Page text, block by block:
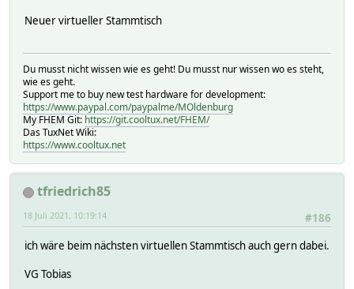
Neuer virtueller Stammtisch
Du musst nicht wissen wie es geht! Du musst nur wissen wo es steht,
wie es geht.
Support me to buy new test hardware for development:
https://www.paypal.com/paypalme/MOldenburg
My FHEM Git: https://git.cooltux.net/FHEM/
Das TuxNet Wiki:
https://www.cooltux.net
tfriedrich85
#186
18 Juli 2021, 10:19:14
ich wäre beim nächsten virtuellen Stammtisch auch gern dabei.
VG Tobias